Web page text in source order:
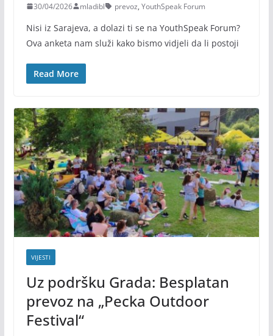
30/04/2026 mladibl prevoz, YouthSpeak Forum
Nisi iz Sarajeva, a dolazi ti se na YouthSpeak Forum?
Ova anketa nam služi kako bismo vidjeli da li postoji
Read More
VIJESTI
Uz podršku Grada: Besplatan
prevoz na „Pecka Outdoor
Festival“